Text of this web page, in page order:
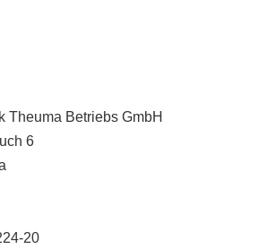
Theuma Betriebs GmbH
6
20